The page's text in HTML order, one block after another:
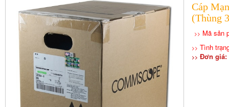
Cáp
(Thùng
>> Mã sản
>> Tình
>> Đơn giá: